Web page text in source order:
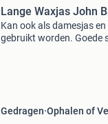
Lange Waxjas John
Kan ook als damesjas
gebruikt worden. Goede
Gedragen Ophalen of